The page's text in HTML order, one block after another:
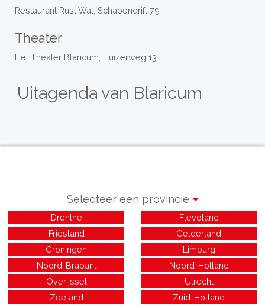
Restaurant Rust Wat, Schapendrift 79
Theater
Het Theater Blaricum, Huizerweg 13
Uitagenda van Blaricum
Selecteer een provincie
Drenthe
Flevoland
Friesland
Gelderland
Groningen
Limburg
Noord-Brabant
Noord-Holland
Overijssel
Utrecht
Zeeland
Zuid-Holland